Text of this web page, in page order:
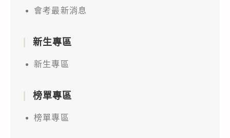
會考最新消息
新生專區
新生專區
榜單專區
榜單專區